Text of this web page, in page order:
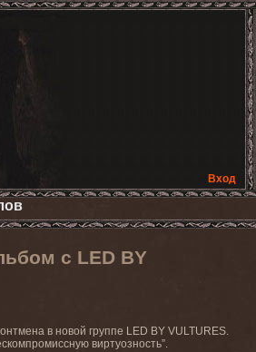
Вход
с LED BY
в новой группе LED BY VULTURES.
виртуозность”.